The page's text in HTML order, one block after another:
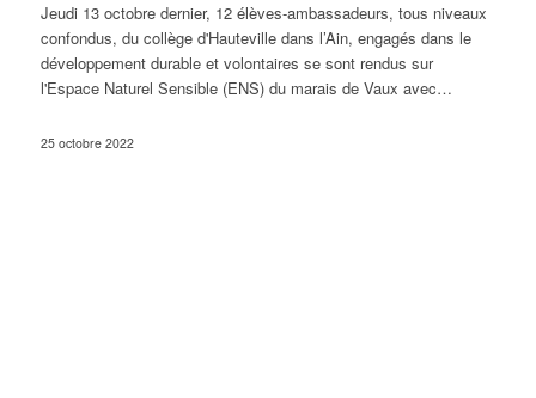
Jeudi 13 octobre dernier, 12 élèves-ambassadeurs, tous niveaux
confondus, du collège d'Hauteville dans l’Ain, engagés dans le
développement durable et volontaires se sont rendus sur
l'Espace Naturel Sensible (ENS) du marais de Vaux avec…
25 octobre 2022